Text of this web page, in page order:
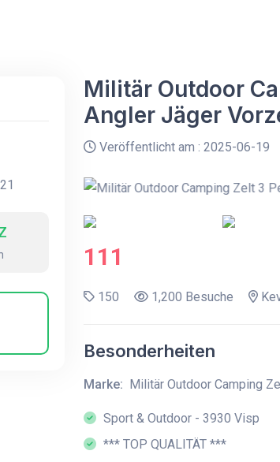
Militär Outdoor
Angler Jäger
Veröffentlicht am : 2025-06-19
111
150 1,200 Besuche
Besonderheiten
Marke: Militär Outdoor Camping
Sport & Outdoor - 3930 Visp
*** TOP QUALITÄT ***